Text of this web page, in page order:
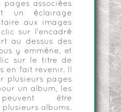
pages associées
un éclairage
aux images
sur l'encadré
au dessus des
y emmène, et
sur le titre de
en fait revenir. Il
plusieurs pages
un album, les
être
plusieurs albums.